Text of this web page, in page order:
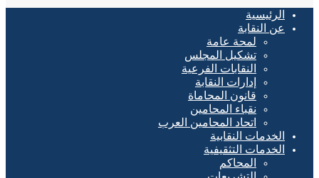
الرئيسية
عن النقابة
لمحة عامة
تشكيل المجلس
النقابات الفرعية
إدارات النقابة
قانون المحاماة
نقباء المحامين
اتحاد المحامين العرب
الخدمات النقابية
الخدمات التثقيفية
المحاكم